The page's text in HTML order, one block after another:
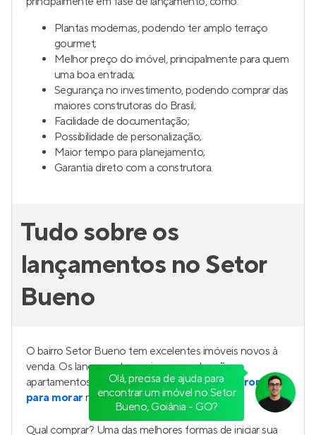
Plantas modernas, podendo ter amplo terraço
gourmet;
Melhor preço do imóvel, principalmente para quem
uma boa entrada;
Segurança no investimento, podendo comprar das
maiores construtoras do Brasil;
Facilidade de documentação;
Possibilidade de personalização;
Maior tempo para planejamento;
Garantia direto com a construtora.
Tudo sobre os
lançamentos no Setor
Bueno
O bairro Setor Bueno tem excelentes imóveis novos à
venda. Os lançamentos mais procurados são
apartamentos, em estágioEm construção
Pronto
para morar no Setor Bueno.
Qual comprar? Uma das melhores formas de iniciar sua
Olá, precisa de ajuda para
encontrar um imóvel no Setor
Bueno, Goiânia - GO?